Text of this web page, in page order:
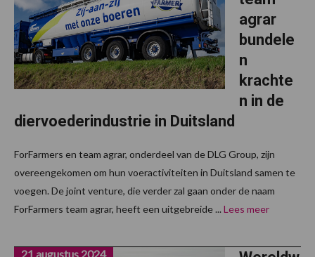
agrar
bundele
n
krachte
n in de
diervoederindustrie in Duitsland
ForFarmers en team agrar, onderdeel van de DLG Group, zijn
overeengekomen om hun voeractiviteiten in Duitsland samen te
voegen. De joint venture, die verder zal gaan onder de naam
ForFarmers team agrar, heeft een uitgebreide ... Lees meer
21 augustus 2024